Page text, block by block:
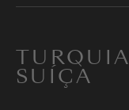
TURQUIA
SUÍÇA